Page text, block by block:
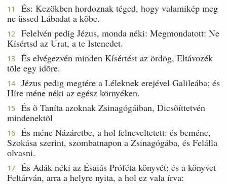
11
És: Kezökben hordoznak téged, hogy valamikép meg
ne üssed Lábadat a kõbe.
12
Felelvén pedig Jézus, monda néki: Megmondatott: Ne
Kísértsd az Urat, a te Istenedet.
13
És elvégezvén minden Kísértést az ördög, Eltávozék
tõle egy idõre.
14
Jézus pedig megtére a Léleknek erejével Galileába; és
Híre méne néki az egész környéken.
15
És õ Taníta azoknak Zsinagógáiban, Dicsõíttetvén
mindenektõl
16
És méne Názáretbe, a hol felneveltetett: és beméne,
Szokása szerint, szombatnapon a Zsinagógába, és Felálla
olvasni.
17
És Adák néki az Ésaiás Próféta könyvét; és a könyvet
Feltárván, arra a helyre nyita, a hol ez vala írva: